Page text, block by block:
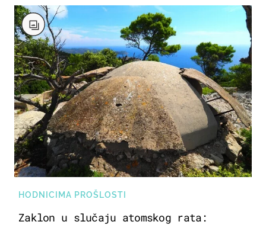
HODNICIMA PROŠLOSTI
Zaklon u slučaju atomskog rata: